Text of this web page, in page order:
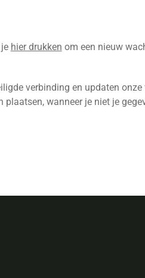
hier drukken om een nieuw
verbinding en updaten
wanneer je niet je